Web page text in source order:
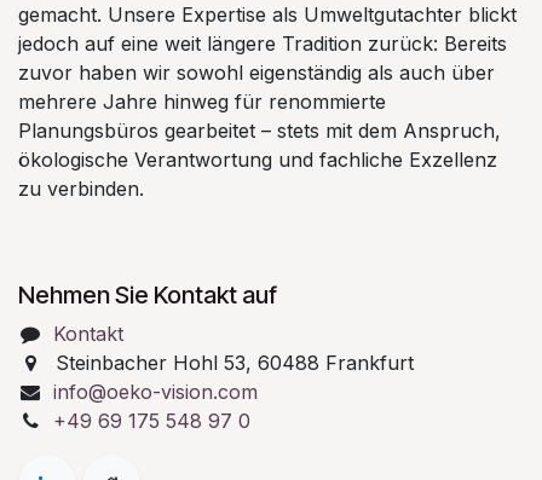
gemacht. Unsere Expertise als Umweltgutachter blickt
jedoch auf eine weit längere Tradition zurück: Bereits
zuvor haben wir sowohl eigenständig als auch über
mehrere Jahre hinweg für renommierte
Planungsbüros gearbeitet – stets mit dem Anspruch,
ökologische Verantwortung und fachliche Exzellenz
zu verbinden.
Nehmen Sie Kontakt auf
Kontakt
Steinbacher Hohl 53, 60488 Frankfurt
info@oeko-vision.com
+49 69 175 548 97 0